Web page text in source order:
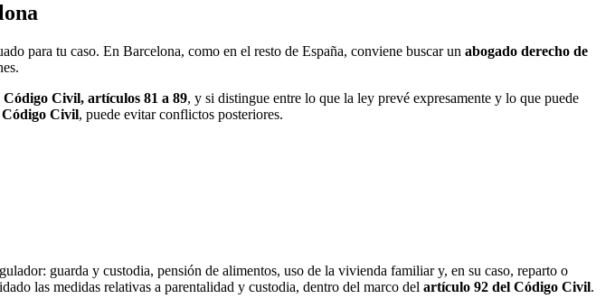
para tu caso. En Barcelona, como en el resto de España, conviene buscar un abogado derecho de
Código Civil, artículos 81 a 89, y si distingue entre lo que la ley prevé expresamente y lo que puede
Civil, puede evitar conflictos posteriores.
guarda y custodia, pensión de alimentos, uso de la vivienda familiar y, en su caso, reparto o
las medidas relativas a parentalidad y custodia, dentro del marco del artículo 92 del Código Civil.